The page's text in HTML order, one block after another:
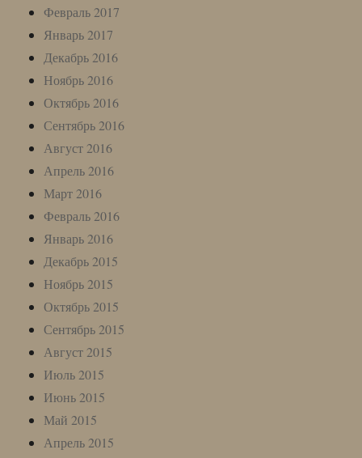
Февраль 2017
Январь 2017
Декабрь 2016
Ноябрь 2016
Октябрь 2016
Сентябрь 2016
Август 2016
Апрель 2016
Март 2016
Февраль 2016
Январь 2016
Декабрь 2015
Ноябрь 2015
Октябрь 2015
Сентябрь 2015
Август 2015
Июль 2015
Июнь 2015
Май 2015
Апрель 2015